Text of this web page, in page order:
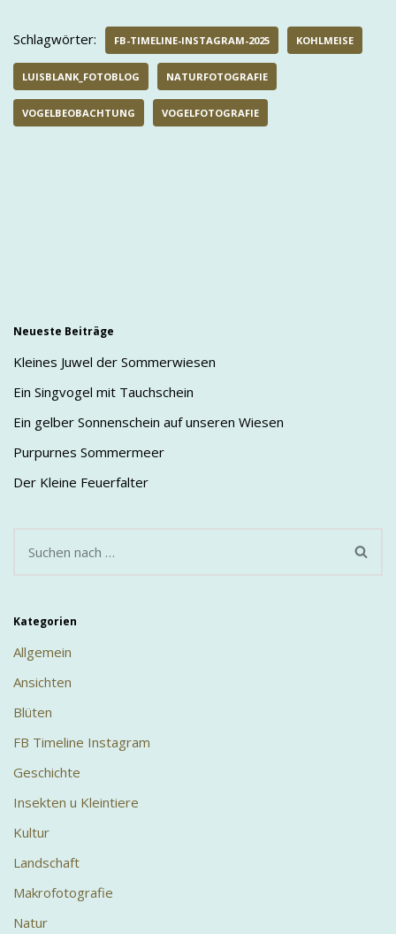
Schlagwörter: FB-TIMELINE-INSTAGRAM-2025 KOHLMEISE
LUISBLANK_FOTOBLOG NATURFOTOGRAFIE
VOGELBEOBACHTUNG VOGELFOTOGRAFIE
Neueste Beiträge
Kleines Juwel der Sommerwiesen
Ein Singvogel mit Tauchschein
Ein gelber Sonnenschein auf unseren Wiesen
Purpurnes Sommermeer
Der Kleine Feuerfalter
Kategorien
Allgemein
Ansichten
Blüten
FB Timeline Instagram
Geschichte
Insekten u Kleintiere
Kultur
Landschaft
Makrofotografie
Natur